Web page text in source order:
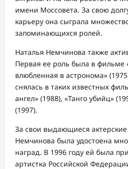
имени Моссовета. За свою
карьеру она сыграла
запоминающихся ролей.
Наталья Немчинова также
Первая ее роль была в фильме
влюбленная в астронома»
снялась в таких известных
ангел» (1988), «Танго убийц»
(1997).
За свои выдающиеся
Немчинова была удостоена
наград. В 1996 году ей была
артистка Российской